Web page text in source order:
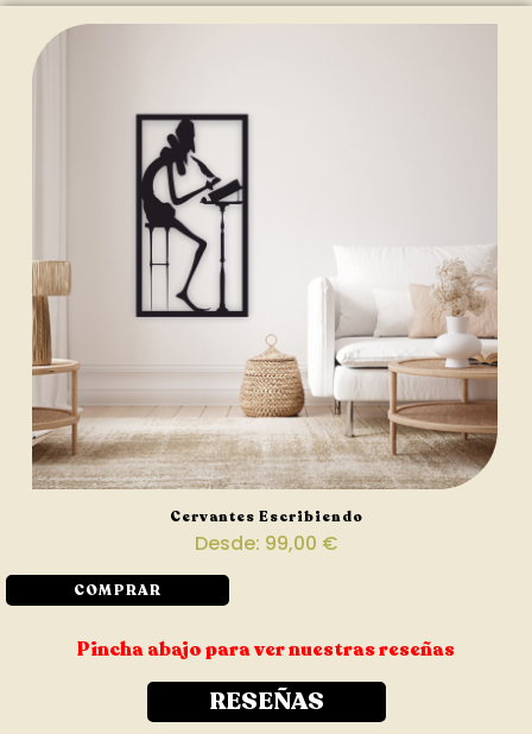
Cervantes Escribiendo
Desde: 99,00 €
COMPRAR
Pincha abajo para ver nuestras reseñas
RESEÑAS